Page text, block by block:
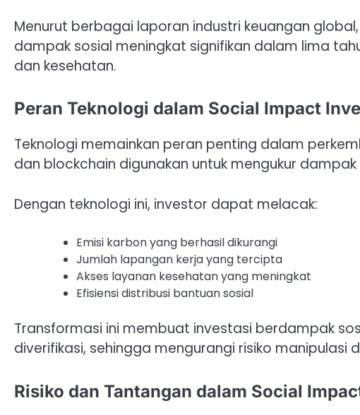
Menurut berbagai laporan industri keuangan
dampak sosial meningkat signifikan dalam lima
dan kesehatan.
Peran Teknologi dalam Social Impact
Teknologi memainkan peran penting dalam
dan blockchain digunakan untuk mengukur
Dengan teknologi ini, investor dapat melacak:
Emisi karbon yang berhasil dikurangi
Jumlah lapangan kerja yang tercipta
Akses layanan kesehatan yang meningkat
Efisiensi distribusi bantuan sosial
Transformasi ini membuat investasi berdampak
diverifikasi, sehingga mengurangi risiko manipulasi
Risiko dan Tantangan dalam Social